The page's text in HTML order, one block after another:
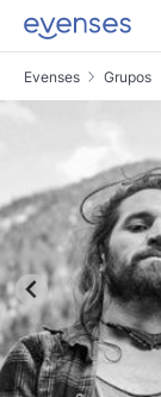
Evenses Grupos